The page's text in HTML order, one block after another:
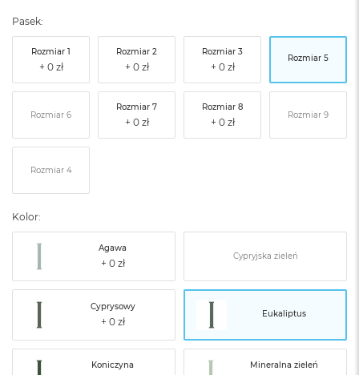
Pasek:
Rozmiar 1 Rozmiar 2 Rozmiar 3
Rozmiar 5
Rozmiar 6
Rozmiar 7 Rozmiar 8
Rozmiar 9
Rozmiar 4
Kolor:
Agawa
Cypryjska zieleń
Cyprysowy
Eukaliptus
Koniczyna Mineralna zieleń